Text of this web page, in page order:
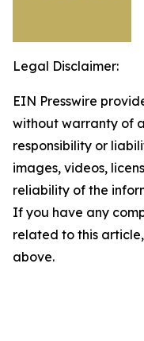
Legal Disclaimer:
EIN Presswire
without warranty of
responsibility or
images, videos,
reliability of the
If you have any
related to this
above.